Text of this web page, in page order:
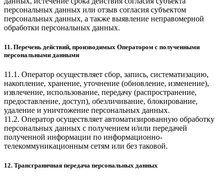
персональных данных или отзыв согласия субъектом
персональных данных, а также выявление неправомерной
обработки персональных данных.
11. Перечень действий, производимых Оператором с полученными
персональными данными
11.1. Оператор осуществляет сбор, запись, систематизацию,
накопление, хранение, уточнение (обновление, изменение),
извлечение, использование, передачу (распространение,
предоставление, доступ), обезличивание, блокирование,
удаление и уничтожение персональных данных.
11.2. Оператор осуществляет автоматизированную обработку
персональных данных с получением и/или передачей
полученной информации по информационно-
телекоммуникационным сетям или без таковой.
12. Трансграничная передача персональных данных